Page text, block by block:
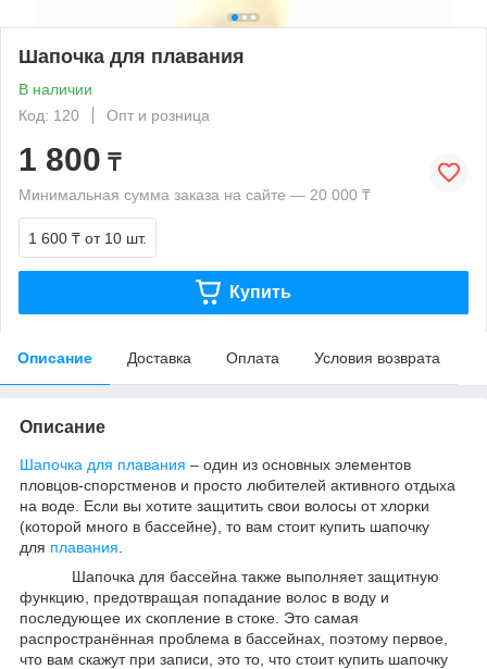
Шапочка для плавания
В наличии
Код: 120
Опт и розница
1 800 ₸
Минимальная сумма заказа на сайте — 20 000 ₸
1 600 ₸ от 10 шт.
Купить
Описание Доставка Оплата Условия возврата
Описание
Шапочка для плавания – один из основных элементов
пловцов-спорстменов и просто любителей активного отдыха
на воде. Если вы хотите защитить свои волосы от хлорки
(которой много в бассейне), то вам стоит купить шапочку
для плавания
Шапочка для бассейна также выполняет защитную
функцию, предотвращая попадание волос в воду и
последующее их скопление в стоке. Это самая
распространённая проблема в бассейнах, поэтому первое,
что вам скажут при записи, это то, что стоит купить шапочку